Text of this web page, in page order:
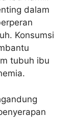
dalam
Konsumsi
tubuh ibu